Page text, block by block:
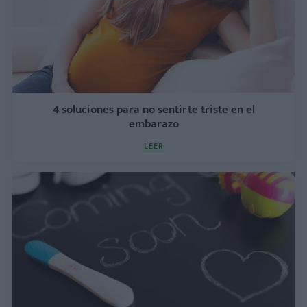
4 soluciones para no sentirte triste en el
embarazo
LEER